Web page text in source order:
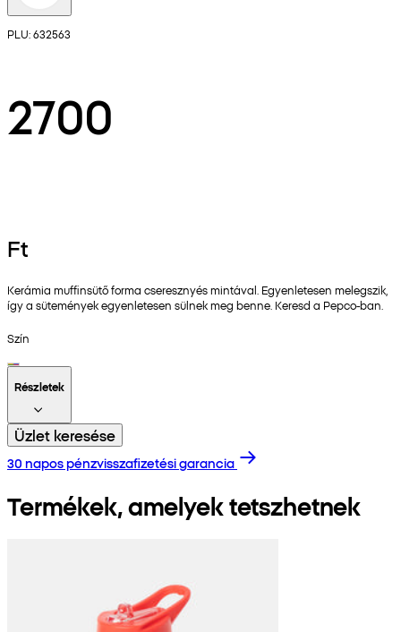
PLU: 632563
2700
Ft
Kerámia muffinsütő forma cseresznyés mintával. Egyenletesen melegszik,
így a sütemények egyenletesen sülnek meg benne. Keresd a Pepco-ban.
Szín
Részletek
Üzlet keresése
30 napos pénzvisszafizetési garancia
Termékek, amelyek tetszhetnek